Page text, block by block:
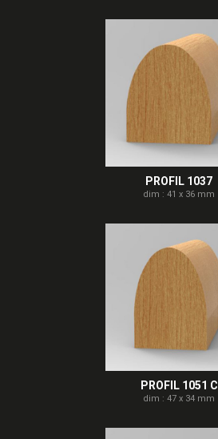
PROFIL 1037
dim : 41 x 36 mm
PROFIL 1051 C
dim : 47 x 34 mm